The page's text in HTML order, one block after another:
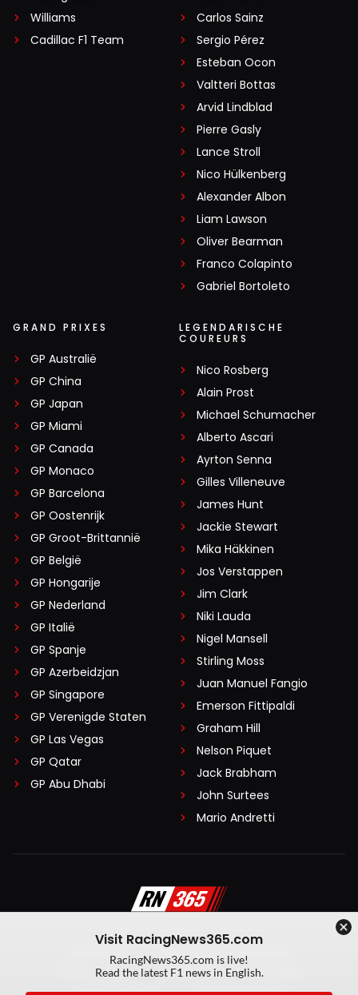
Williams
Cadillac F1 Team
Carlos Sainz
Sergio Pérez
Esteban Ocon
Valtteri Bottas
Arvid Lindblad
Pierre Gasly
Lance Stroll
Nico Hülkenberg
Alexander Albon
Liam Lawson
Oliver Bearman
Franco Colapinto
Gabriel Bortoleto
GRAND PRIXES
GP Australië
GP China
GP Japan
GP Miami
GP Canada
GP Monaco
GP Barcelona
GP Oostenrijk
GP Groot-Brittannië
GP België
GP Hongarije
GP Nederland
GP Italië
GP Spanje
GP Azerbeidzjan
GP Singapore
GP Verenigde Staten
GP Las Vegas
GP Qatar
GP Abu Dhabi
LEGENDARISCHE
COUREURS
Nico Rosberg
Alain Prost
Michael Schumacher
Alberto Ascari
Ayrton Senna
Gilles Villeneuve
James Hunt
Jackie Stewart
Mika Häkkinen
Jos Verstappen
Jim Clark
Niki Lauda
Nigel Mansell
Stirling Moss
Juan Manuel Fangio
Emerson Fittipaldi
Graham Hill
Nelson Piquet
Jack Brabham
John Surtees
Mario Andretti
Algemene voorwaarden
Privacy Policy
Created by On Your Marks
Visit RacingNews365.com
RacingNews365.com is live!
Read the latest F1 news in English.